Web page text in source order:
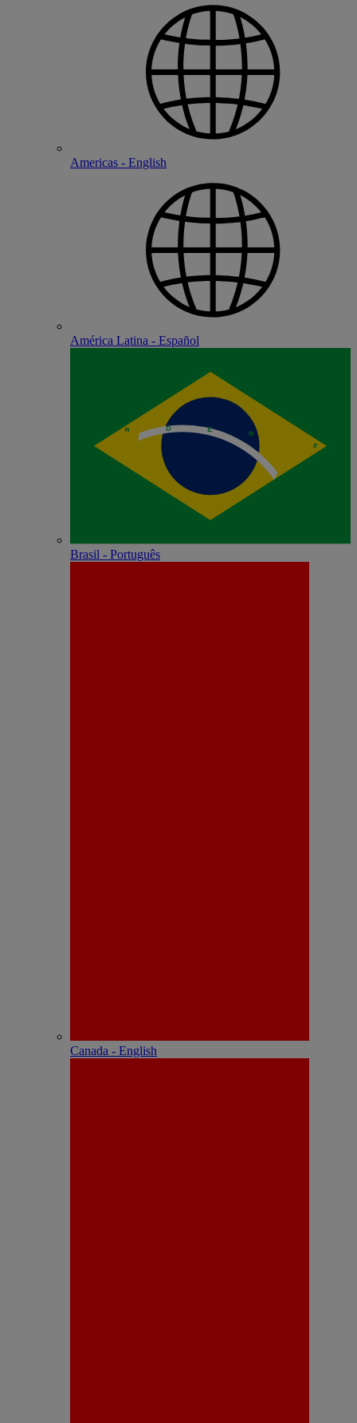
Americas - English
América Latina - Español
Brasil - Português
Canada - English